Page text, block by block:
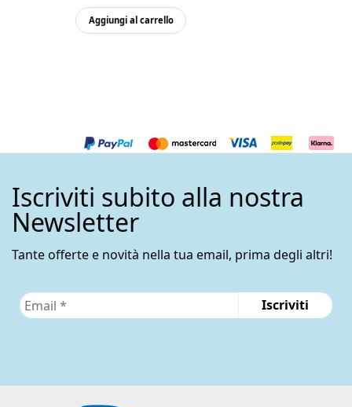
Aggiungi al carrello
Iscriviti subito alla nostra
Newsletter
Tante offerte e novità nella tua email, prima degli altri!